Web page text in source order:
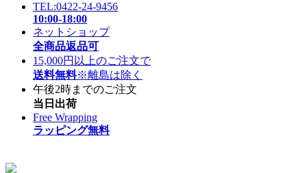
TEL:0422-24-9456
10:00-18:00
ネットショップ
全商品返品可
15,000円以上のご注文で
送料無料※離島は除く
午後2時までのご注文
当日出荷
Free Wrapping
ラッピング無料